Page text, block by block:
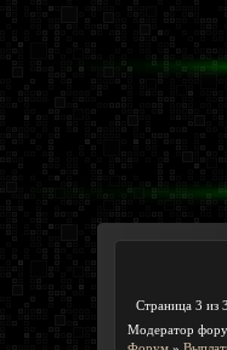
Страница 3 из 3
Модератор